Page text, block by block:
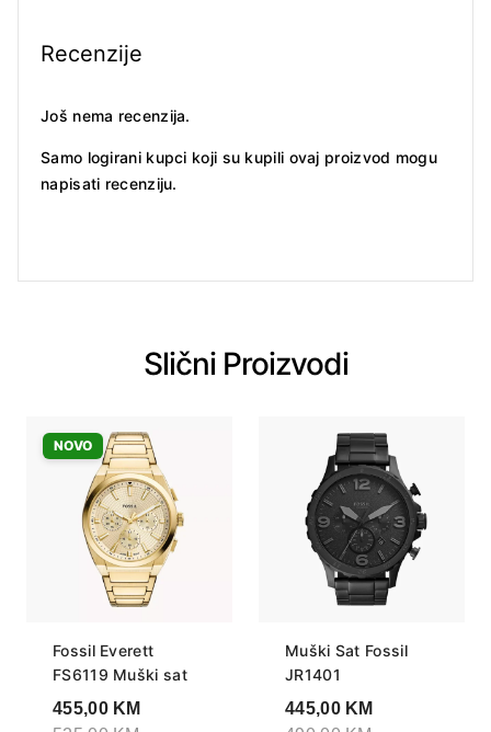
Recenzije
Još nema recenzija.
Samo logirani kupci koji su kupili ovaj proizvod mogu
napisati recenziju.
Slični Proizvodi
NOVO
Fossil Everett
FS6119 Muški sat
455,00 KM
Muški Sat Fossil
JR1401
445,00 KM